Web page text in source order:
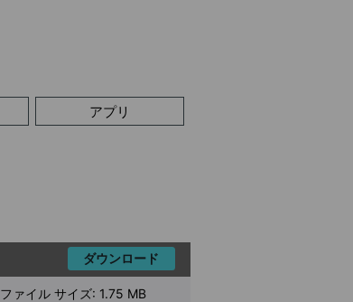
アプリ
ダウンロード
ファイル サイズ: 1.75 MB